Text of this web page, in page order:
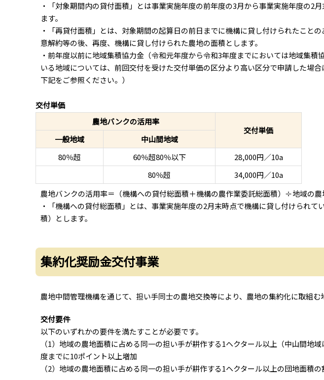
・「対象期間内の貸付面積」とは事業実施年度の前年度の3月から事業実施年度の2
ます。
・「再貸付面積」とは、対象期間の起算日の前日までに機構に貸し付けられたこと
意解約等の後、再度、機構に貸し付けられた農地の面積とします。
・前年度以前に地域集積協力金（令和元年度から令和3年度までにおいては地域集
いる地域については、前回交付を受けた交付単価の区分より高い区分で申請した場合
下記をご参照ください。）
交付単価
農地バンクの活用率
交付単価
一般地域
中山間地域
80％超
60％超80％以下
28,000円／10a
80％超
34,000円／10a
農地バンクの活用率＝（機構への貸付総面積＋機構の農作業委託総面積）÷地域の農
・「機構への貸付総面積」とは、事業実施年度の2月末時点で機構に貸し付けられ
積）とします。
集約化奨励金交付事業
農地中間管理機構を通じて、担い手同士の農地交換等により、農地の集約化に取組む
交付要件
以下のいずれかの要件を満たすことが必要です。
（1）地域の農地面積に占める同一の担い手が耕作する1ヘクタール以上（中山間地
度までに10ポイント以上増加
（2）地域の農地面積に占める同一の担い手が耕作する1ヘクタール以上の団地面積